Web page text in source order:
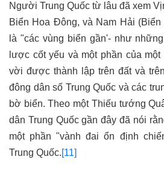
Người Trung Quốc từ lâu đã xem
Biển Hoa Đông, và Nam Hải
là "các vùng biển gần'- như
lược cốt yếu và một phần của
vời được thành lập trên đất và
đông dân số Trung Quốc và các
bờ biển. Theo một Thiếu tướng
dân Trung Quốc gần đây đã nói
một phần "vành đai ổn định
Trung Quốc.[11]